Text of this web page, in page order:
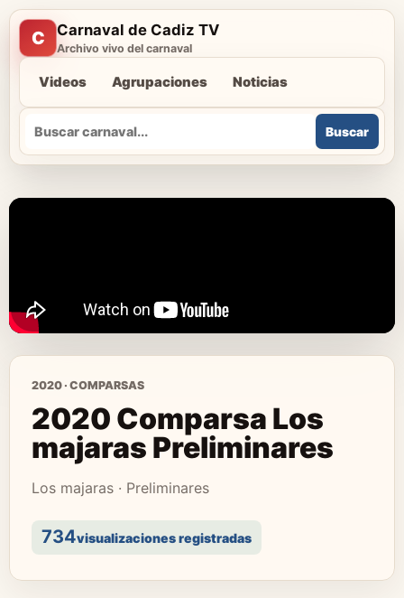
C Carnaval de Cadiz TV
Archivo vivo del carnaval
Videos Agrupaciones Noticias
Buscar
Buscar
2020 · COMPARSAS
2020 Comparsa Los
majaras Preliminares
Los majaras · Preliminares
734visualizaciones registradas